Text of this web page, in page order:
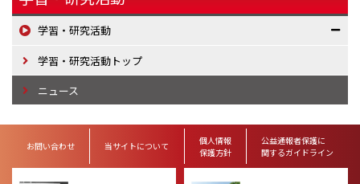
学習・研究活動
学習・研究活動トップ
ニュース
お問い合わせ 当サイトについて
個人情報
保護方針
公益通報者保護に
関するガイドライン